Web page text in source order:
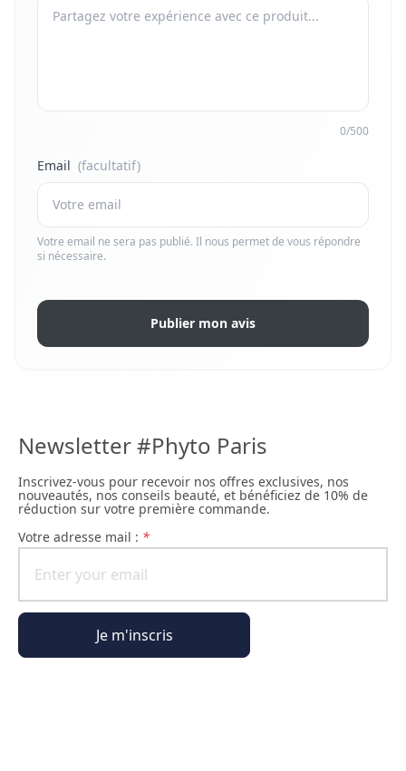
0/500
Email (facultatif)
Votre email ne sera pas publié. Il nous permet de vous répondre
si nécessaire.
Publier mon avis
Newsletter #Phyto Paris
Inscrivez-vous pour recevoir nos offres exclusives, nos
nouveautés, nos conseils beauté, et bénéficiez de 10% de
réduction sur votre première commande.
Votre adresse mail : *
Je m'inscris